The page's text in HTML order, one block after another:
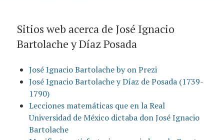
Sitios web acerca de José Ignacio
Bartolache y Díaz Posada
José Ignacio Bartolache by on Prezi
José Ignacio Bartolache y Díaz de Posada (1739-
1790)
Lecciones matemáticas que en la Real
Universidad de México dictaba don José Ignacio
Bartolache